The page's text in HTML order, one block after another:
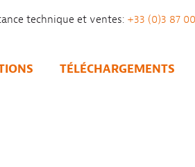
technique et ventes: +33 (0)3 87
TÉLÉCHARGEMENTS